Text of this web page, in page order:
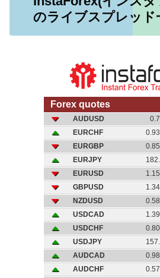
のライブスプレッド